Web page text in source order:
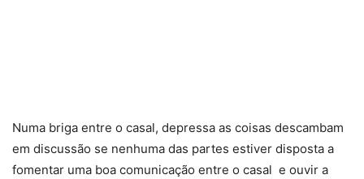
Numa briga entre o casal, depressa as coisas descambam
em discussão se nenhuma das partes estiver disposta a
fomentar uma boa comunicação entre o casal e ouvir a